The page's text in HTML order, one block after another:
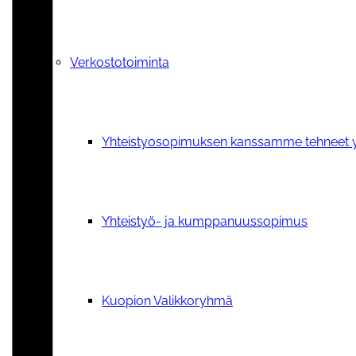
Verkostotoiminta
Yhteistyosopimuksen kanssamme tehneet
Yhteistyö- ja kumppanuussopimus
Kuopion Valikkoryhmä